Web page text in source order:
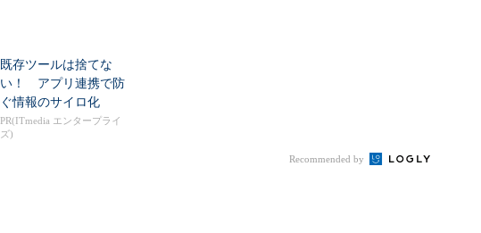
既存ツールは捨てな
い！ アプリ連携で防
ぐ情報のサイロ化
PR(ITmedia エンタープライ
ズ)
Recommended by